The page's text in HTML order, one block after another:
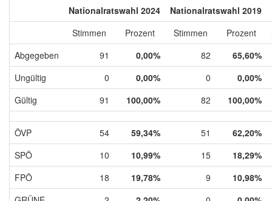
Nationalratswahl 2024
Nationalratswahl 2019
Stimmen
Prozent Stimmen Prozent
Abgegeben
91 0,00% 82
65,60%
Ungültig
0 0,00% 0
0,00%
Gültig
91 100,00% 82 100,00%
ÖVP 54 59,34% 51
62,20%
SPÖ
10 10,99% 15
18,29%
FPÖ
18 19,78% 9
10,98%